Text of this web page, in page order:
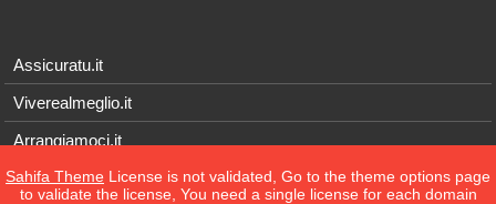
Assicuratu.it
Viverealmeglio.it
Arrangiamoci.it
Tecnichef.it
Sahifa Theme License is not validated, Go to the theme options page
to validate the license, You need a single license for each domain